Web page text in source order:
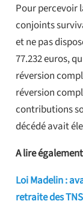
Pour percevoir
conjoints
et ne pas
77.232 euros,
réversion
réversion
contributions
décédé avait
A lire
Loi Madelin :
retraite des TNS